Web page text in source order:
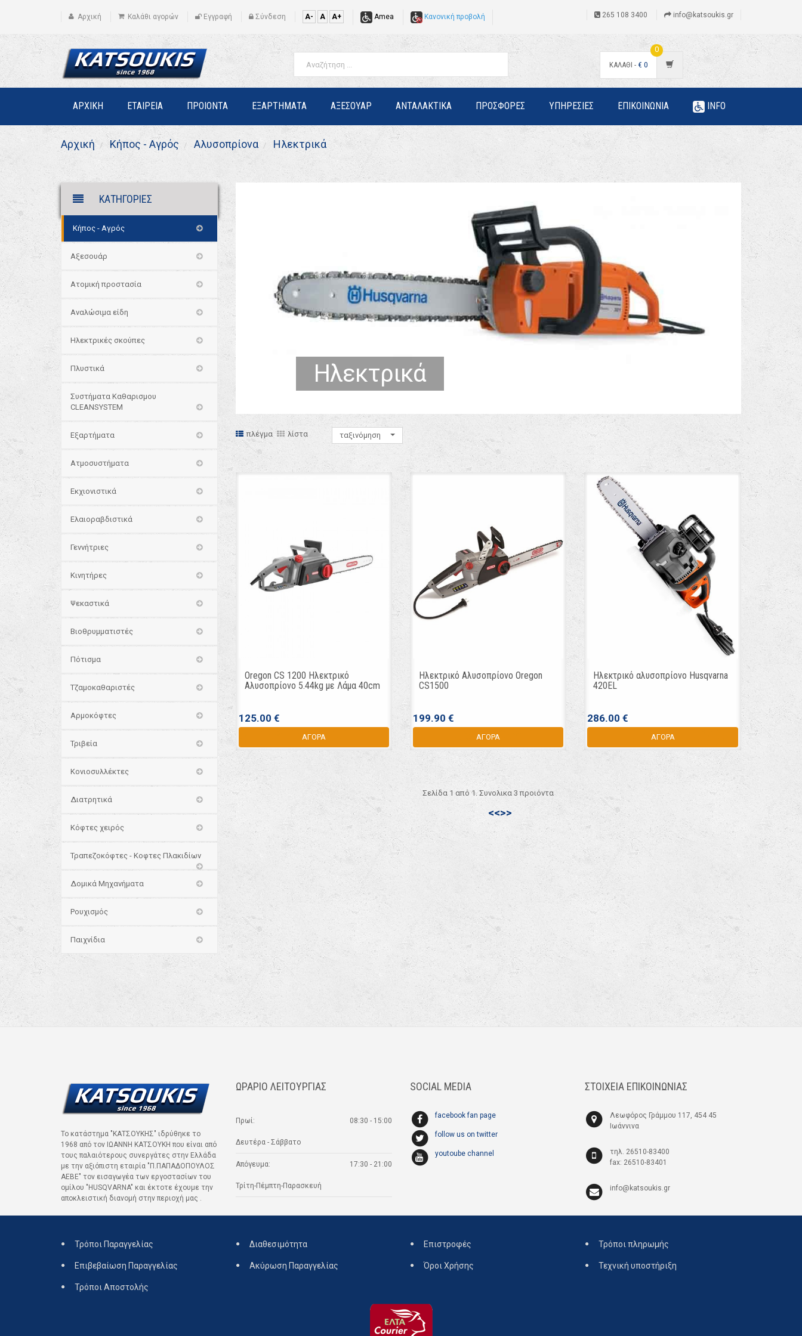
Αρχική Καλάθι αγορών Εγγραφή Σύνδεση A- A A+ Amea Κανονική προβολή 265 108 3400 info@katsoukis.gr
ΚΑΛΑΘΙ - € 0
0
ΑΡΧΙΚΗ ΕΤΑΙΡΕΙΑ ΠΡΟΙΟΝΤΑ ΕΞΑΡΤΗΜΑΤΑ ΑΞΕΣΟΥΑΡ ΑΝΤΑΛΑΚΤΙΚΑ ΠΡΟΣΦΟΡΕΣ ΥΠΗΡΕΣΙΕΣ ΕΠΙΚΟΙΝΩΝΙΑ INFO
Αρχική Κήπος - Αγρός Αλυσοπρίονα Ηλεκτρικά
ΚΑΤΗΓΟΡΙΕΣ
Κήπος - Αγρός
Αξεσουάρ
Ατομική προστασία
Αναλώσιμα είδη
Ηλεκτρικές σκούπες
Πλυστικά
Συστήματα Καθαρισμου
CLEANSYSTEM
Εξαρτήματα
Ατμοσυστήματα
Εκχιονιστικά
Ελαιοραβδιστικά
Γεννήτριες
Κινητήρες
Ψεκαστικά
Βιοθρυμματιστές
Πότισμα
Τζαμοκαθαριστές
Αρμοκόφτες
Τριβεία
Κονιοσυλλέκτες
Διατρητικά
Κόφτες χειρός
Τραπεζοκόφτες - Κοφτες Πλακιδίων
Δομικά Μηχανήματα
Ρουχισμός
Παιχνίδια
Ηλεκτρικά
πλέγμα λίστα ταξινόμηση
Oregon CS 1200 Ηλεκτρικό
Αλυσοπρίονο 5.44kg με Λάμα 40cm
125.00 €
ΑΓΟΡΑ
Ηλεκτρικό Αλυσοπρίονο Oregon
CS1500
199.90 €
ΑΓΟΡΑ
Ηλεκτρικό αλυσοπρίονο Husqvarna
420EL
286.00 €
ΑΓΟΡΑ
Σελίδα 1 από 1. Συνολικα 3 προιόντα
<<>>
Το κατάστημα "ΚΑΤΣΟΥΚΗΣ" ιδρύθηκε το
1968 από τον ΙΩΑΝΝΗ ΚΑΤΣΟΥΚΗ που είναι από
τους παλαιότερους συνεργάτες στην Ελλάδα
με την αξιόπιστη εταιρία "Π.ΠΑΠΑΔΟΠΟΥΛΟΣ
ΑΕΒΕ" τον εισαγωγέα των εργοστασίων του
ομίλου "HUSQVARNA" και έκτοτε έχουμε την
αποκλειστική διανομή στην περιοχή μας .
ΩΡΑΡΙΟ ΛΕΙΤΟΥΡΓΙΑΣ
Πρωί:
Δευτέρα - Σάββατο
08:30 - 15:00
Απόγευμα:
Τρίτη-Πέμπτη-Παρασκευή
17:30 - 21:00
SOCIAL MEDIA
facebook fan page
follow us on twitter
youtoube channel
ΣΤΟΙΧΕΙΑ ΕΠΙΚΟΙΝΩΝΙΑΣ
Λεωφόρος Γράμμου 117, 454 45
Ιωάννινα
τηλ. 26510-83400
fax: 26510-83401
info@katsoukis.gr
Τρόποι Παραγγελίας
Επιβεβαίωση Παραγγελίας
Τρόποι Αποστολής
Διαθεσιμότητα
Ακύρωση Παραγγελίας
Επιστροφές
Όροι Χρήσης
Τρόποι πληρωμής
Τεχνική υποστήριξη